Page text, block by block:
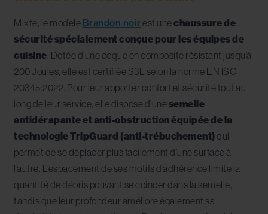
Mixte, le modèle Brandon noir est unechaussure de
sécurité spécialement conçue pour les équipes de
cuisine . Dotée d’une coque en composite résistant jusqu’à
200 Joules, elle est certifiée S3L selon la norme EN ISO
20345:2022. Pour leur apporter confort et sécurité tout au
long de leur service, elle dispose d’unesemelle
antidérapante et anti-obstruction équipée de la
technologie TripGuard (anti-trébuchement)qui
permet de se déplacer plus facilement d’une surface à
l’autre. L’espacement de ses motifs d’adhérence limite la
quantité de débris pouvant se coincer dans la semelle,
tandis que leur profondeur améliore également sa